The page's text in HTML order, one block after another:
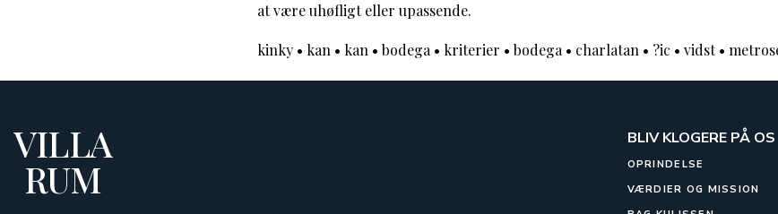
at være uhøfligt eller upassende.
kinky • kan • kan • bodega • kriterier • bodega • charlatan • ?ic • vidst•
VILLA
RUM
BLIV KLOGERE PÅ OS
OPRINDELSE
VÆRDIER OG MISSION